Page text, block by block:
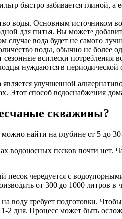
быстро забивается глиной, а
воды. Основным источником
для питья. Вы можете
случае вода будет не самого
воды, обычно не более
сезонные всплески потребления
нуждаются в периодической
является улучшенной
Этот способ водоснабжения
скважины?
найти на глубине от 5 до
водоносных песков почти нет.
песок чередуется с
от 300 до 1000 литров в
воду требует подготовки.
2 дня. Процесс может быть